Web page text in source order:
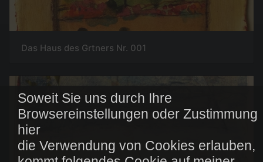
Soweit Sie uns durch Ihre
Browsereinstellungen oder Zustimmung
hier
die Verwendung von Cookies erlauben,
Das Haus des Grtners Nr. 001